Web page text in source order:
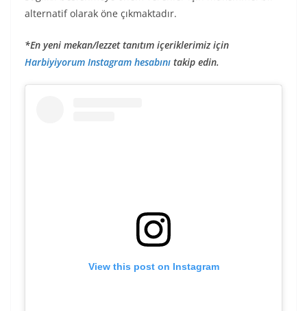
alternatif olarak öne çıkmaktadır.
*En yeni mekan/lezzet tanıtım içeriklerimiz için
Harbiyiyorum Instagram hesabını takip edin.
View this post on Instagram